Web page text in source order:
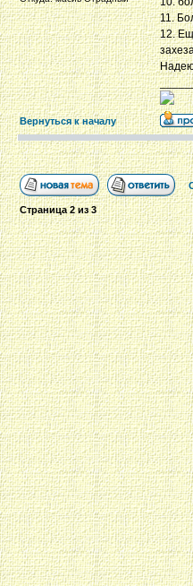
11.
12.
Вернуться к началу
Страница2из3